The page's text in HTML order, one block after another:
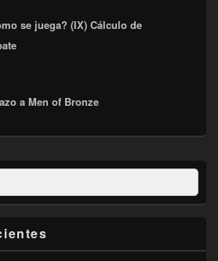
se juega? (IX) Cálculo de
a Men of Bronze